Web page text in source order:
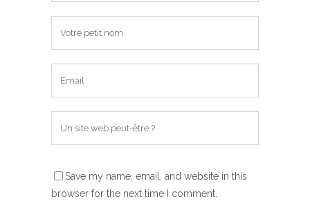
Save my name, email, and website in this
browser for the next time I comment.